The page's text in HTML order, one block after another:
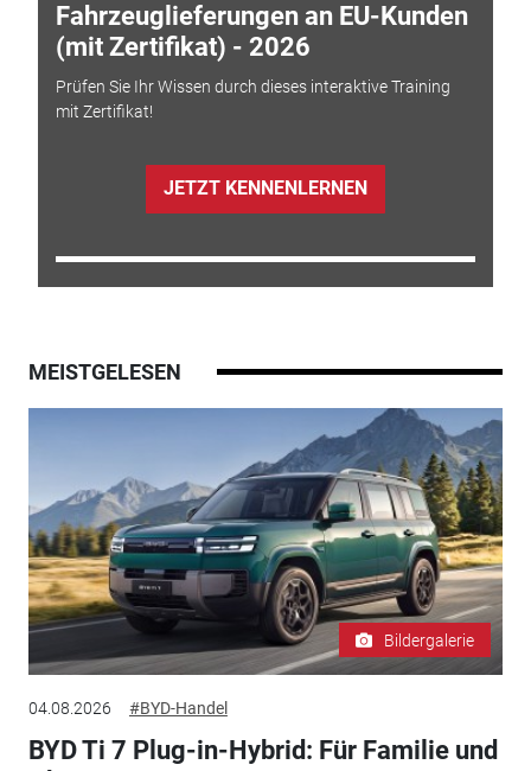
Fahrzeuglieferungen an EU-Kunden
(mit Zertifikat) - 2026
Prüfen Sie Ihr Wissen durch dieses interaktive Training
mit Zertifikat!
JETZT KENNENLERNEN
MEISTGELESEN
Bildergalerie
04.08.2026 #BYD-Handel
BYD Ti 7 Plug-in-Hybrid: Für Familie und